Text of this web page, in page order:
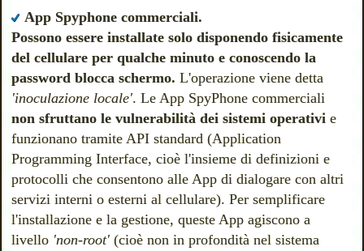
App Spyphone commerciali.
Possono essere installate solo disponendo fisicamente
del cellulare per qualche minuto e conoscendo la
password blocca schermo.L'operazione viene detta
'inoculazione locale'. Le App SpyPhone commerciali
non sfruttano le vulnerabilità dei sistemi operativie
funzionano tramite API standard (Application
Programming Interface, cioè l'insieme di definizioni e
protocolli che consentono alle App di dialogare con altri
servizi interni o esterni al cellulare). Per semplificare
l'installazione e la gestione, queste App agiscono a
livello 'non-root' (cioè non in profondità nel sistema